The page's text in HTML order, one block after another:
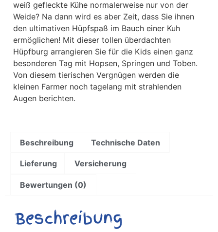
weiß gefleckte Kühe normalerweise nur von der
Weide? Na dann wird es aber Zeit, dass Sie ihnen
den ultimativen Hüpfspaß im Bauch einer Kuh
ermöglichen! Mit dieser tollen überdachten
Hüpfburg arrangieren Sie für die Kids einen ganz
besonderen Tag mit Hopsen, Springen und Toben.
Von diesem tierischen Vergnügen werden die
kleinen Farmer noch tagelang mit strahlenden
Augen berichten.
Beschreibung Technische Daten
Lieferung Versicherung
Bewertungen (0)
Beschreibung